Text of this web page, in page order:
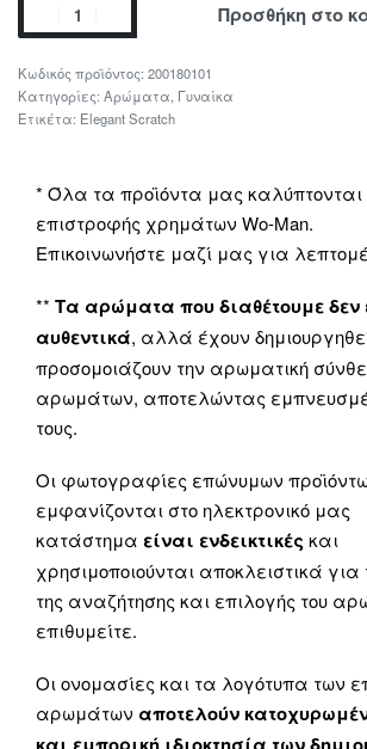
Προσθήκη στο
200180101
Κατηγορίες: Αρώματα, Γυναίκα
Ετικέτα: Elegant Scratch
* Όλα τα προϊόντα μας
επιστροφής χρημάτων Wo-Man.
Επικοινωνήστε μαζί μας για
** Τα αρώματα που διαθέτουμε δεν
αυθεντικά, αλλά έχουν
προσομοιάζουν την αρωματική
αρωμάτων, αποτελώντας
τους.
Οι φωτογραφίες επώνυμων
εμφανίζονται στο ηλεκτρονικό μας
κατάστημα είναι ενδεικτικές και
χρησιμοποιούνται αποκλειστικά για
της αναζήτησης και επιλογής του
επιθυμείτε.
Οι ονομασίες και τα λογότυπα των
αρωμάτων αποτελούν